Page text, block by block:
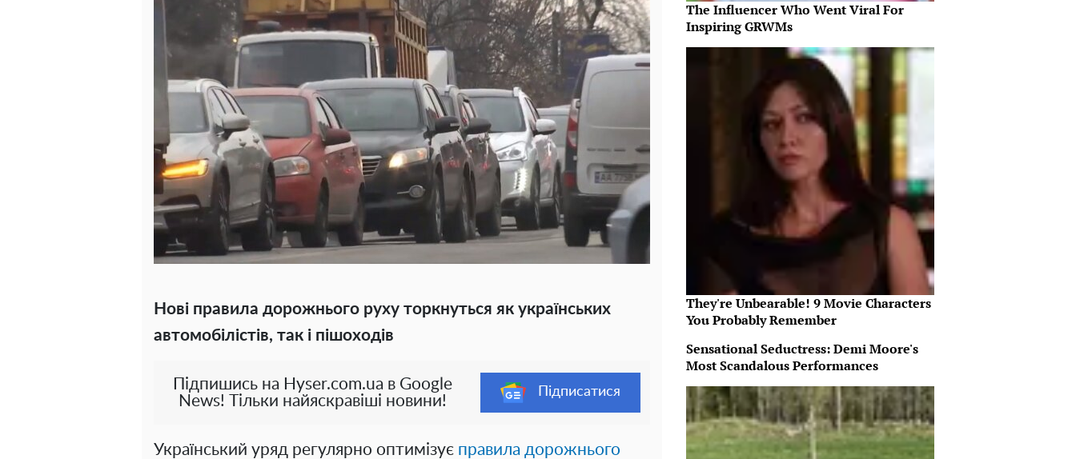
Нові правила дорожнього руху торкнуться як українських
автомобілістів, так і пішоходів
Підпишись на Hyser.com.ua в Google
News! Тільки найяскравіші новини!
Підписатися
Український уряд регулярно оптимізує правила дорожнього
The Influencer Who Went Viral For
Inspiring GRWMs
They're Unbearable! 9 Movie Characters
You Probably Remember
Sensational Seductress: Demi Moore's
Most Scandalous Performances